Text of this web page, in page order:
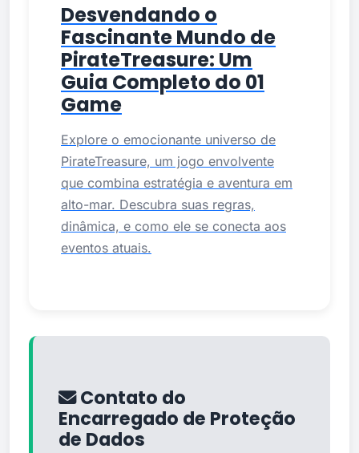
Desvendando o
Fascinante Mundo de
PirateTreasure: Um
Guia Completo do 01
Game
Explore o emocionante universo de
PirateTreasure, um jogo envolvente
que combina estratégia e aventura em
alto-mar. Descubra suas regras,
dinâmica, e como ele se conecta aos
eventos atuais.
Contato do
Encarregado de Proteção
de Dados